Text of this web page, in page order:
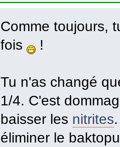
Comme toujours,
fois
!
Tu n'as changé
1/4. C'est
baisser les nitrites
éliminer le